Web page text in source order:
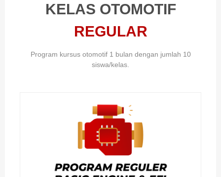
KELAS OTOMOTIF
REGULAR
Program kursus otomotif 1 bulan dengan jumlah 10
siswa/kelas.